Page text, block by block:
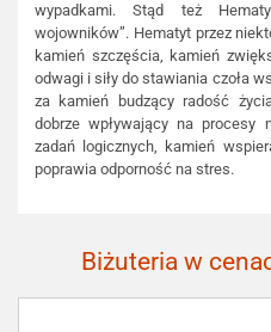
wypadkami. Stąd też
wojowników”. Hematyt przez
kamień szczęścia, kamień
odwagi i siły do stawiania czoła
za kamień budzący radość
dobrze wpływający na procesy
zadań logicznych, kamień
poprawia odporność na stres.
Biżuteria w